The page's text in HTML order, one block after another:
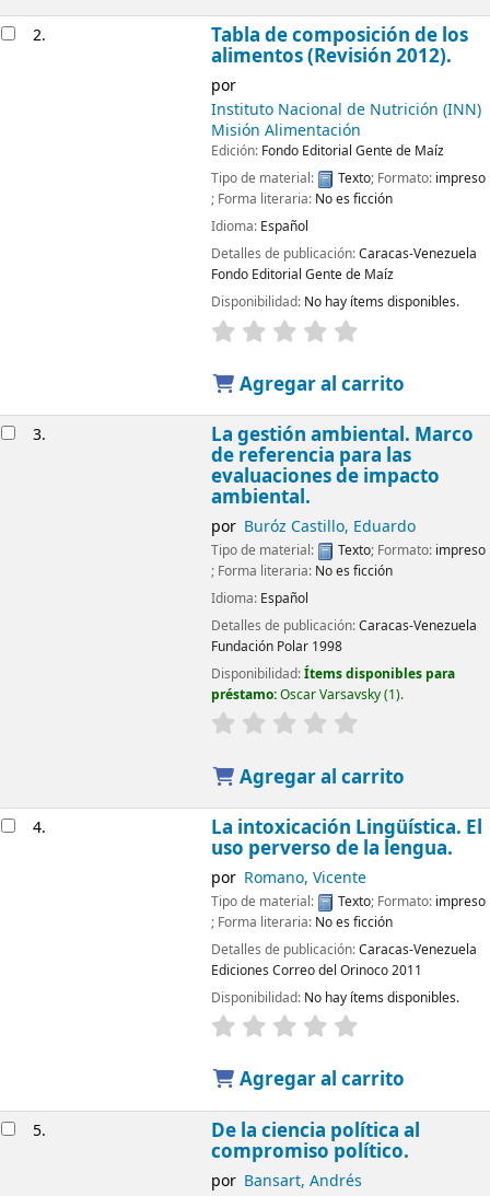
2. Tabla de composición de los
alimentos (Revisión 2012).
por
Instituto Nacional de Nutrición (INN)
Misión Alimentación
Edición: Fondo Editorial Gente de Maíz
Tipo de material:
Texto; Formato: impreso
; Forma literaria: No es ficción
Idioma: Español
Detalles de publicación:Caracas-Venezuela
Fondo Editorial Gente de Maíz
Disponibilidad: No hay ítems disponibles.
Agregar al carrito
3. La gestión ambiental. Marco
de referencia para las
evaluaciones de impacto
ambiental.
por Buróz Castillo, Eduardo
Tipo de material: Texto; Formato: impreso
; Forma literaria: No es ficción
Idioma: Español
Detalles de publicación:Caracas-Venezuela
Fundación Polar 1998
Disponibilidad:Ítems disponibles para
préstamo:Oscar Varsavsky(1).
Agregar al carrito
4. La intoxicación Lingüística. El
uso perverso de la lengua.
por Romano, Vicente
Tipo de material: Texto; Formato: impreso
; Forma literaria: No es ficción
Detalles de publicación:Caracas-Venezuela
Ediciones Correo del Orinoco2011
Disponibilidad: No hay ítems disponibles.
Agregar al carrito
5. De la ciencia política al
compromiso político.
por Bansart, Andrés